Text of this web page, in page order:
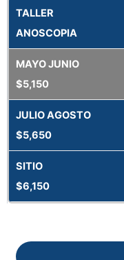
ANOSCOPIA
$5,150
$5,650
$6,150